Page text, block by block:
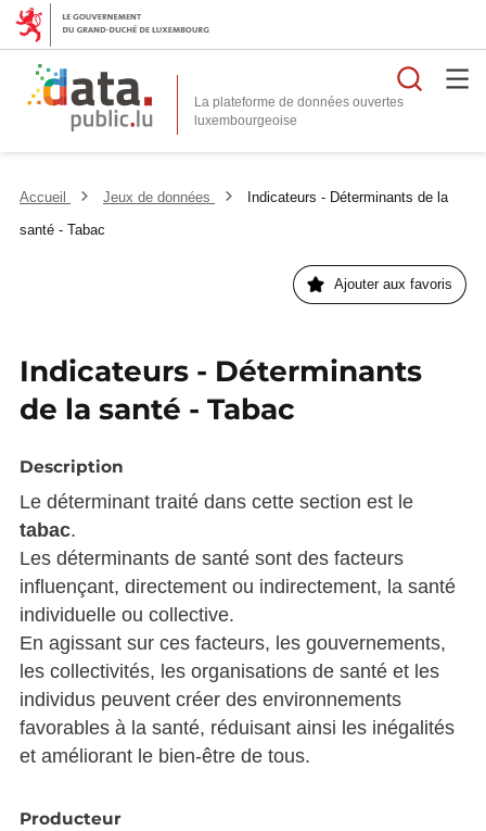
La plateforme de données ouvertes
Accueil Jeux de données
Indicateurs - Déterminants de la
santé - Tabac
Ajouter aux favoris
Indicateurs - Déterminants
de la santé - Tabac
Description
Le déterminant traité dans cette section est le
tabac.
Les déterminants de santé sont des facteurs
influençant, directement ou indirectement, la santé
individuelle ou collective.
En agissant sur ces facteurs, les gouvernements,
les collectivités, les organisations de santé et les
individus peuvent créer des environnements
favorables à la santé, réduisant ainsi les inégalités
et améliorant le bien-être de tous.
Producteur